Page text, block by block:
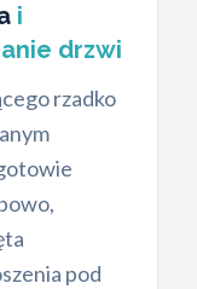
i
drzwi
rzadko
pod